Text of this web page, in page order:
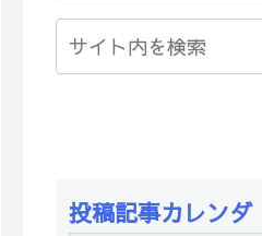
投稿記事カレンダ